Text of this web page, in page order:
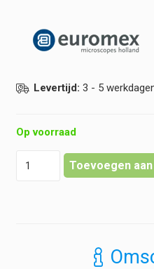
Levertijd: 3 - 5
Op voorraad
Toevoegen